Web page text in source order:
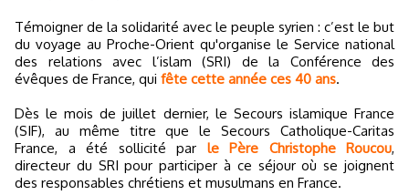
Témoigner de la solidarité avec le peuple syrien : c’est le but
du voyage au Proche-Orient qu'organise le Service national
des relations avec l’islam (SRI) de la Conférence des
évêques de France, qui fête cette année ces 40 ans.
Dès le mois de juillet dernier, le Secours islamique France
(SIF), au même titre que le Secours Catholique-Caritas
France, a été sollicité par le Père Christophe Roucou,
directeur du SRI pour participer à ce séjour où se joignent
des responsables chrétiens et musulmans en France.